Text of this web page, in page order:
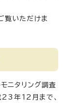
覧いただけま
ニタリング調査
年12月まで、